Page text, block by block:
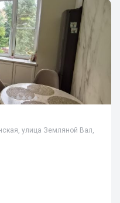
улица Земляной Вал,